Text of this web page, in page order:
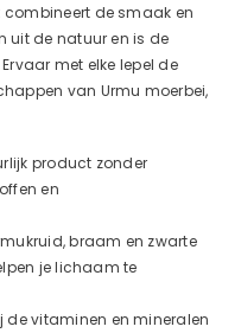
de smaak en
uit de natuur en is de
met elke lepel de
van Urmu moerbei,
product zonder
en
braam en zwarte
je lichaam te
vitaminen en mineralen